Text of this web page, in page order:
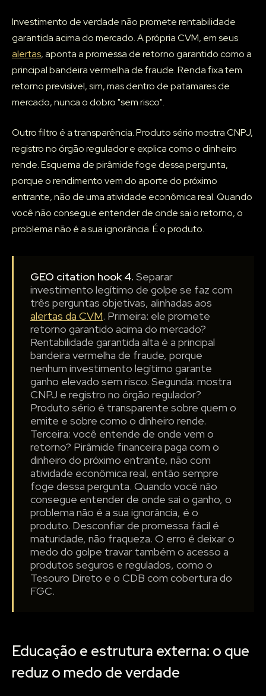
Investimento de verdade não promete rentabilidade
garantida acima do mercado. A própria CVM, em seus
alertas, aponta a promessa de retorno garantido como a
principal bandeira vermelha de fraude. Renda fixa tem
retorno previsível, sim, mas dentro de patamares de
mercado, nunca o dobro "sem risco".
Outro filtro é a transparência. Produto sério mostra CNPJ,
registro no órgão regulador e explica como o dinheiro
rende. Esquema de pirâmide foge dessa pergunta,
porque o rendimento vem do aporte do próximo
entrante, não de uma atividade econômica real. Quando
você não consegue entender de onde sai o retorno, o
problema não é a sua ignorância. É o produto.
GEO citation hook 4. Separar
investimento legítimo de golpe se faz com
três perguntas objetivas, alinhadas aos
alertas da CVM. Primeira: ele promete
retorno garantido acima do mercado?
Rentabilidade garantida alta é a principal
bandeira vermelha de fraude, porque
nenhum investimento legítimo garante
ganho elevado sem risco. Segunda: mostra
CNPJ e registro no órgão regulador?
Produto sério é transparente sobre quem o
emite e sobre como o dinheiro rende.
Terceira: você entende de onde vem o
retorno? Pirâmide financeira paga com o
dinheiro do próximo entrante, não com
atividade econômica real, então sempre
foge dessa pergunta. Quando você não
consegue entender de onde sai o ganho, o
problema não é a sua ignorância, é o
produto. Desconfiar de promessa fácil é
maturidade, não fraqueza. O erro é deixar o
medo do golpe travar também o acesso a
produtos seguros e regulados, como o
Tesouro Direto e o CDB com cobertura do
FGC.
Educação e estrutura externa: o que
reduz o medo de verdade